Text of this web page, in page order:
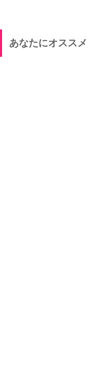
あなたにオススメ